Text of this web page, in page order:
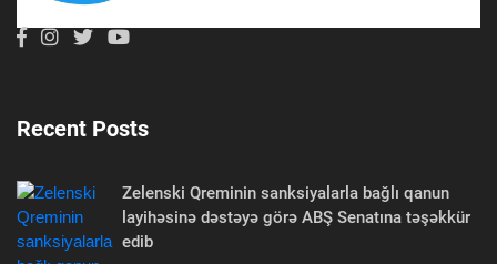
Recent Posts
Zelenski Qreminin sanksiyalarla bağlı qanun
layihəsinə dəstəyə görə ABŞ Senatına təşəkkür
edib